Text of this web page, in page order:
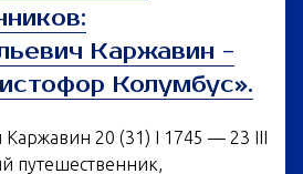
Каржавин -
Колумбус».
20 (31) I 1745 — 23 III
путешественник,